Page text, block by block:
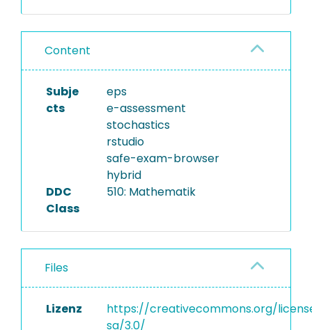
Content
Subje
cts
eps
e-assessment
stochastics
rstudio
safe-exam-browser
hybrid
DDC
Class
510: Mathematik
Files
Lizenz
https://creativecommons.org/
sa/3.0/